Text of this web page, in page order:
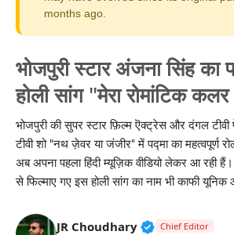
खेल
शिक्षा
लाइफस्टाइल
मनोरंजन
तकनीक
months ago.
भोजपुरी स्टार अंजना सिंह का
होली सांग "मेरा रोमांटिक कलर
भोजपुरी की सुपर स्टार फ़िल्म ऎक्ट्रेस और दंगल टीवी
टीवी शो "नथ ज़ेवर या जंजीर" में पद्मा का महत्वपूर्ण
अब अपना पहला हिंदी म्यूज़िक वीडियो लेकर आ रही
से फिल्माए गए इस होली सांग का नाम भी काफी
JR Choudhary Verified
Chief Editor